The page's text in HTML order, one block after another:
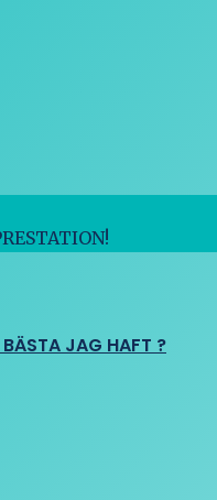
JAG HAFT ?